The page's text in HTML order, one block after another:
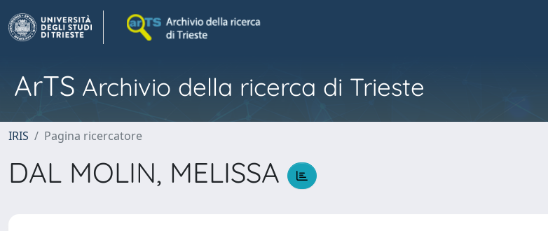
ArTS Archivio della ricerca di Trieste
IRIS Pagina ricercatore
DAL MOLIN, MELISSA